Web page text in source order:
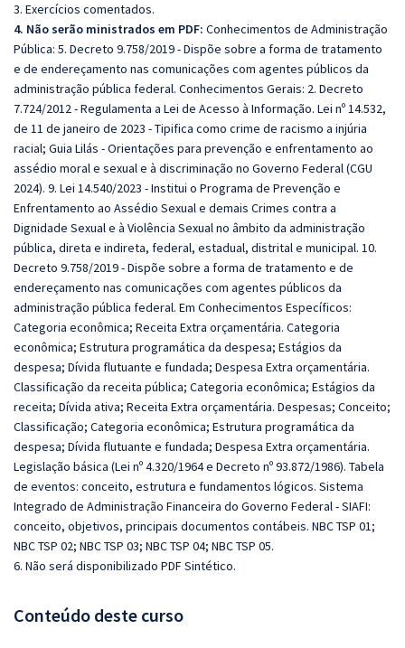
3. Exercícios comentados.
4. Não serão ministrados em PDF: Conhecimentos de Administração
Pública: 5. Decreto 9.758/2019 - Dispõe sobre a forma de tratamento
e de endereçamento nas comunicações com agentes públicos da
administração pública federal. Conhecimentos Gerais: 2. Decreto
7.724/2012 - Regulamenta a Lei de Acesso à Informação. Lei nº 14.532,
de 11 de janeiro de 2023 - Tipifica como crime de racismo a injúria
racial; Guia Lilás - Orientações para prevenção e enfrentamento ao
assédio moral e sexual e à discriminação no Governo Federal (CGU
2024). 9. Lei 14.540/2023 - Institui o Programa de Prevenção e
Enfrentamento ao Assédio Sexual e demais Crimes contra a
Dignidade Sexual e à Violência Sexual no âmbito da administração
pública, direta e indireta, federal, estadual, distrital e municipal. 10.
Decreto 9.758/2019 - Dispõe sobre a forma de tratamento e de
endereçamento nas comunicações com agentes públicos da
administração pública federal. Em Conhecimentos Específicos:
Categoria econômica; Receita Extra orçamentária. Categoria
econômica; Estrutura programática da despesa; Estágios da
despesa; Dívida flutuante e fundada; Despesa Extra orçamentária.
Classificação da receita pública; Categoria econômica; Estágios da
receita; Dívida ativa; Receita Extra orçamentária. Despesas; Conceito;
Classificação; Categoria econômica; Estrutura programática da
despesa; Dívida flutuante e fundada; Despesa Extra orçamentária.
Legislação básica (Lei nº 4.320/1964 e Decreto nº 93.872/1986). Tabela
de eventos: conceito, estrutura e fundamentos lógicos. Sistema
Integrado de Administração Financeira do Governo Federal - SIAFI:
conceito, objetivos, principais documentos contábeis. NBC TSP 01;
NBC TSP 02; NBC TSP 03; NBC TSP 04; NBC TSP 05.
6. Não será disponibilizado PDF Sintético.
Conteúdo deste curso